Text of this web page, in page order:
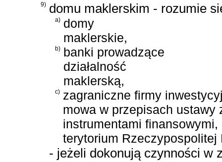
9) domu maklerskim - rozumie
a) domy
maklerskie,
b) banki prowadzące
działalność
maklerską,
c) zagraniczne firmy
mowa w przepisach ustawy
instrumentami finansowymi,
terytorium Rzeczypospolitej
- jeżeli dokonują czynności w